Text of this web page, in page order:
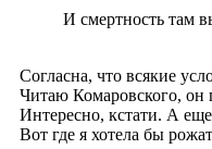
И смертность там
Согласна, что всякие
Читаю Комаровского, он
Интересно, кстати. А
Вот где я хотела бы